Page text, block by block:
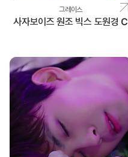
그레이스
사자보이즈 원조 빅스 도원경 C